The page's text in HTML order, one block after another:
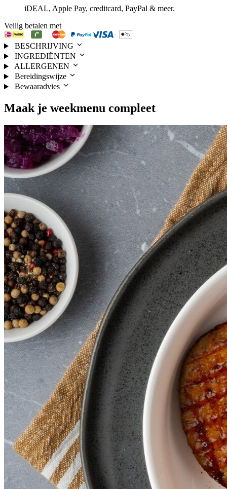
iDEAL, Apple Pay, creditcard, PayPal & meer.
Veilig betalen met
BESCHRIJVING
INGREDIËNTEN
ALLERGENEN
Bereidingswijze
Bewaaradvies
Maak je weekmenu compleet